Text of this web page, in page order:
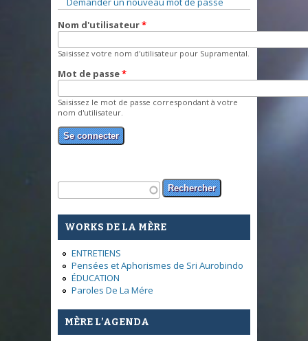
Nom d'utilisateur*
Saisissez votre nom d'utilisateur pour Supramental.
Mot de passe*
Saisissez le mot de passe correspondant à votre
nom d'utilisateur.
Formulaire de recherche
Rechercher
WORKS DE LA MÈRE
ENTRETIENS
Pensées et Aphorismes de Sri Aurobindo
ÉDUCATION
Paroles De La Mére
MÈRE L’AGENDA